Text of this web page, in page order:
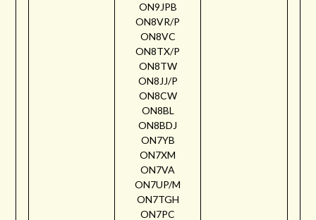
ON9JPB
ON8VR/P
ON8VC
ON8TX/P
ON8TW
ON8JJ/P
ON8CW
ON8BL
ON8BDJ
ON7YB
ON7XM
ON7VA
ON7UP/M
ON7TGH
ON7PC